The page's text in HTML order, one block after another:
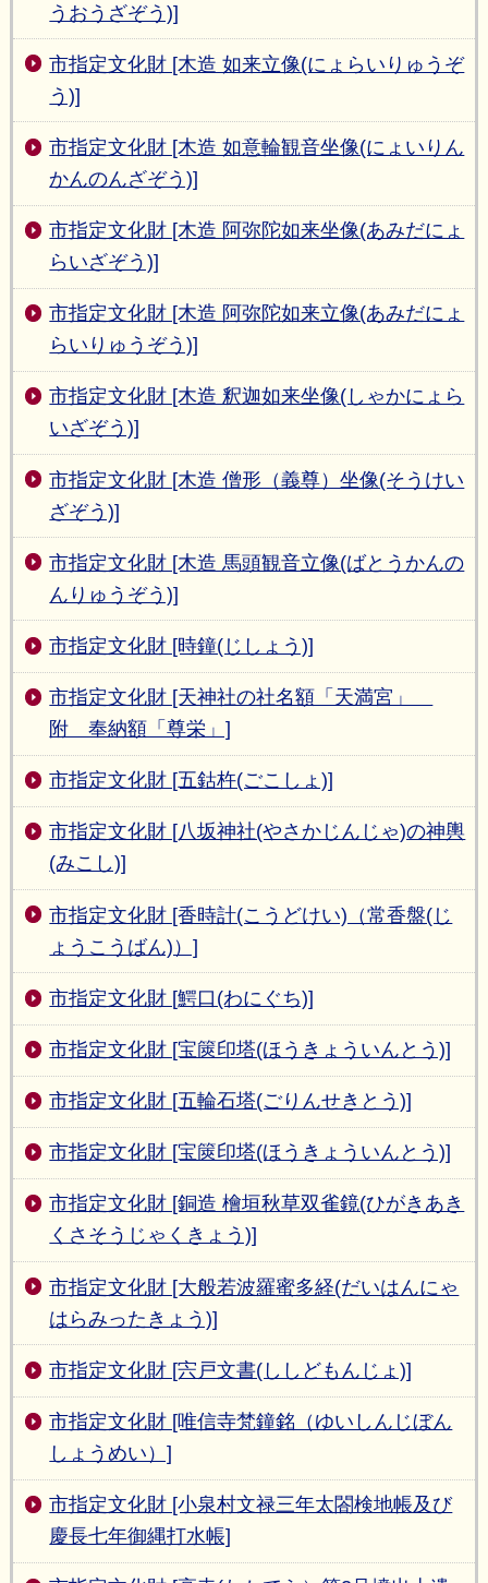
うおうざぞう)]
市指定文化財 [木造 如来立像(にょらいりゅうぞ
う)]
市指定文化財 [木造 如意輪観音坐像(にょいりん
かんのんざぞう)]
市指定文化財 [木造 阿弥陀如来坐像(あみだにょ
らいざぞう)]
市指定文化財 [木造 阿弥陀如来立像(あみだにょ
らいりゅうぞう)]
市指定文化財 [木造 釈迦如来坐像(しゃかにょら
いざぞう)]
市指定文化財 [木造 僧形（義尊）坐像(そうけい
ざぞう)]
市指定文化財 [木造 馬頭観音立像(ばとうかんの
んりゅうぞう)]
市指定文化財 [時鐘(じしょう)]
市指定文化財 [天神社の社名額「天満宮」
附 奉納額「尊栄」]
市指定文化財 [五鈷杵(ごこしょ)]
市指定文化財 [八坂神社(やさかじんじゃ)の神輿
(みこし)]
市指定文化財 [香時計(こうどけい)（常香盤(じ
ょうこうばん)）]
市指定文化財 [鰐口(わにぐち)]
市指定文化財 [宝篋印塔(ほうきょういんとう)]
市指定文化財 [五輪石塔(ごりんせきとう)]
市指定文化財 [宝篋印塔(ほうきょういんとう)]
市指定文化財 [銅造 檜垣秋草双雀鏡(ひがきあき
くさそうじゃくきょう)]
市指定文化財 [大般若波羅蜜多経(だいはんにゃ
はらみったきょう)]
市指定文化財 [宍戸文書(ししどもんじょ)]
市指定文化財 [唯信寺梵鐘銘（ゆいしんじぼん
しょうめい）]
市指定文化財 [小泉村文禄三年太閤検地帳及び
慶長七年御縄打水帳]